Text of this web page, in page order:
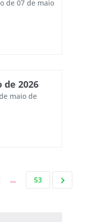
de 07 de maio
de 2026
maio de
… 53